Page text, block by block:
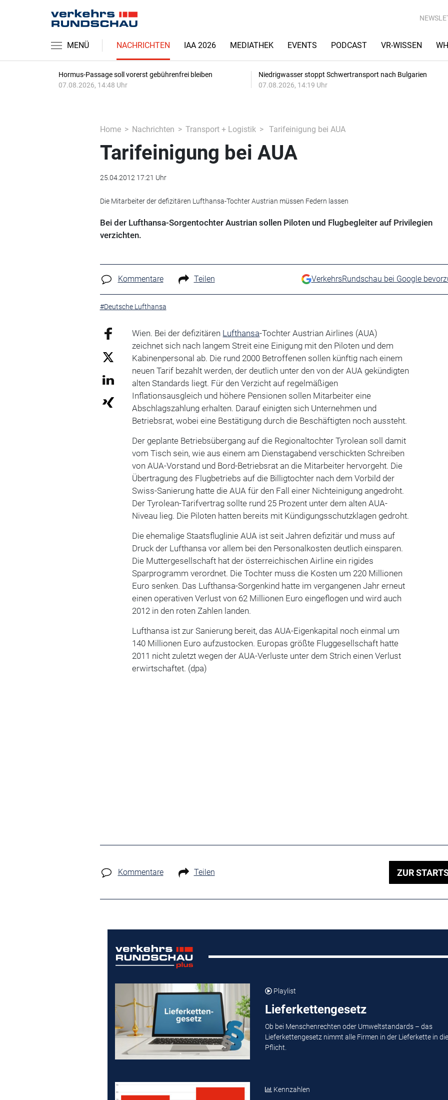
MENÜ NACHRICHTEN IAA 2026 MEDIATHEK EVENTS PODCAST VR-WISSEN
Hormus-Passage soll vorerst gebührenfrei bleiben
07.08.2026, 14:48 Uhr
Niedrigwasser stoppt Schwertransport nach Bulgarien
07.08.2026, 14:19 Uhr
Home Nachrichten Transport + Logistik Tarifeinigung bei AUA
Tarifeinigung bei AUA
25.04.2012 17:21 Uhr
Die Mitarbeiter der defizitären Lufthansa-Tochter Austrian müssen Federn lassen
Bei der Lufthansa-Sorgentochter Austrian sollen Piloten und Flugbegleiter auf Privilegien
verzichten.
Kommentare Teilen VerkehrsRundschau bei Google
#Deutsche Lufthansa
Wien. Bei der defizitären Lufthansa-Tochter Austrian Airlines (AUA)
zeichnet sich nach langem Streit eine Einigung mit den Piloten und dem
Kabinenpersonal ab. Die rund 2000 Betroffenen sollen künftig nach einem
neuen Tarif bezahlt werden, der deutlich unter den von der AUA gekündigten
alten Standards liegt. Für den Verzicht auf regelmäßigen
Inflationsausgleich und höhere Pensionen sollen Mitarbeiter eine
Abschlagszahlung erhalten. Darauf einigten sich Unternehmen und
Betriebsrat, wobei eine Bestätigung durch die Beschäftigten noch aussteht.
Der geplante Betriebsübergang auf die Regionaltochter Tyrolean soll damit
vom Tisch sein, wie aus einem am Dienstagabend verschickten Schreiben
von AUA-Vorstand und Bord-Betriebsrat an die Mitarbeiter hervorgeht. Die
Übertragung des Flugbetriebs auf die Billigtochter nach dem Vorbild der
Swiss-Sanierung hatte die AUA für den Fall einer Nichteinigung angedroht.
Der Tyrolean-Tarifvertrag sollte rund 25 Prozent unter dem alten AUA-
Niveau lieg. Die Piloten hatten bereits mit Kündigungsschutzklagen gedroht.
Die ehemalige Staatsfluglinie AUA ist seit Jahren defizitär und muss auf
Druck der Lufthansa vor allem bei den Personalkosten deutlich einsparen.
Die Muttergesellschaft hat der österreichischen Airline ein rigides
Sparprogramm verordnet. Die Tochter muss die Kosten um 220 Millionen
Euro senken. Das Lufthansa-Sorgenkind hatte im vergangenen Jahr erneut
einen operativen Verlust von 62 Millionen Euro eingeflogen und wird auch
2012 in den roten Zahlen landen.
Lufthansa ist zur Sanierung bereit, das AUA-Eigenkapital noch einmal um
140 Millionen Euro aufzustocken. Europas größte Fluggesellschaft hatte
2011 nicht zuletzt wegen der AUA-Verluste unter dem Strich einen Verlust
erwirtschaftet. (dpa)
Kommentare Teilen ZUR
Playlist
Lieferkettengesetz
Ob bei Menschenrechten oder Umweltstandards – das
Lieferkettengesetz nimmt alle Firmen in der Lieferkette in die
Pflicht.
Kennzahlen